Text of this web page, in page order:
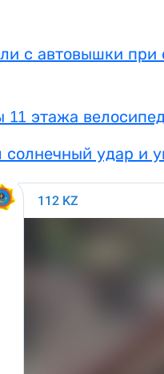
с автовышки при
11 этажа
удар и